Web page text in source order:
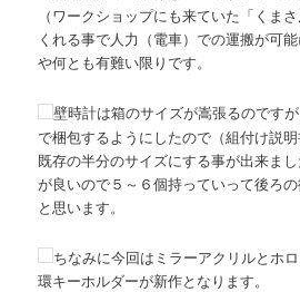
（ワークショップにも来ていた「くま
くれる事で人力（電車）での運搬が可
や何とも有難い限りです。
壁時計は箱のサイズが嵩張るのです
で梱包するようにしたので（組付け説
既存の半分のサイズにする事が出来ま
が良いので５～６個持っていって後ろ
と思います。
ちなみに今回はミラーアクリルとホ
環キーホルダーが新作となります。